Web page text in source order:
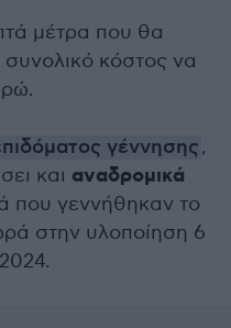
μέτρα που θα
κόστος να
γέννησης,
και αναδρομικά
που γεννήθηκαν το
στην υλοποίηση 6